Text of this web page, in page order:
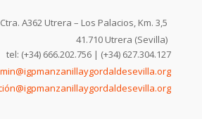
Ctra. A362 Utrera – Los Palacios, Km. 3,5
41.710 Utrera (Sevilla)
tel: (+34) 666.202.756 | (+34) 627.304.127